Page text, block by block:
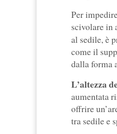
Per
scivolare in
al sedile, è
come il
dalla forma
L’altezza
aumentata
offrire
tra sedile e